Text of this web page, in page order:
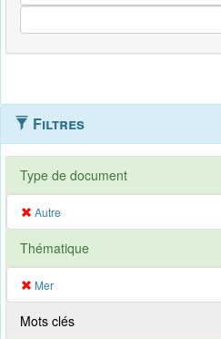
Filtres
Type de document
Autre
Thématique
Mer
Mots clés